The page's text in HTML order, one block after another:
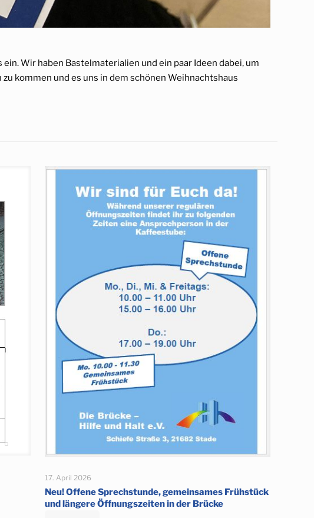
Wir haben Bastelmaterialien und ein paar Ideen dabei, um
kommen und es uns in dem schönen Weihnachtshaus
17. April 2026
Neu! Offene Sprechstunde, gemeinsames Frühstück
und längere Öffnungszeiten in der Brücke